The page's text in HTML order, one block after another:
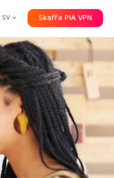
SV Skaffa PIA VPN